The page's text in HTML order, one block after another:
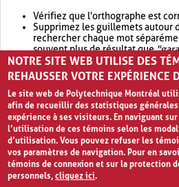
Vérifiez que l'orthographe est
Supprimez les guillemets autour
rechercher chaque mot
souvent plus de résultat que
Envisagez d'élargir votre
retournera souvent plus de
NOTRE SITE WEB UTILISE DES
REHAUSSER VOTRE EXPÉRIENCE
Le site web de Polytechnique Montréal
afin de recueillir des statistiques
expérience à ses visiteurs. En naviguant
l’utilisation de ces témoins selon les
d’utilisation. Vous pouvez refuser les
vos paramètres de navigation. Pour en
témoins de connexion et sur la protection
personnels,cliquez ici.